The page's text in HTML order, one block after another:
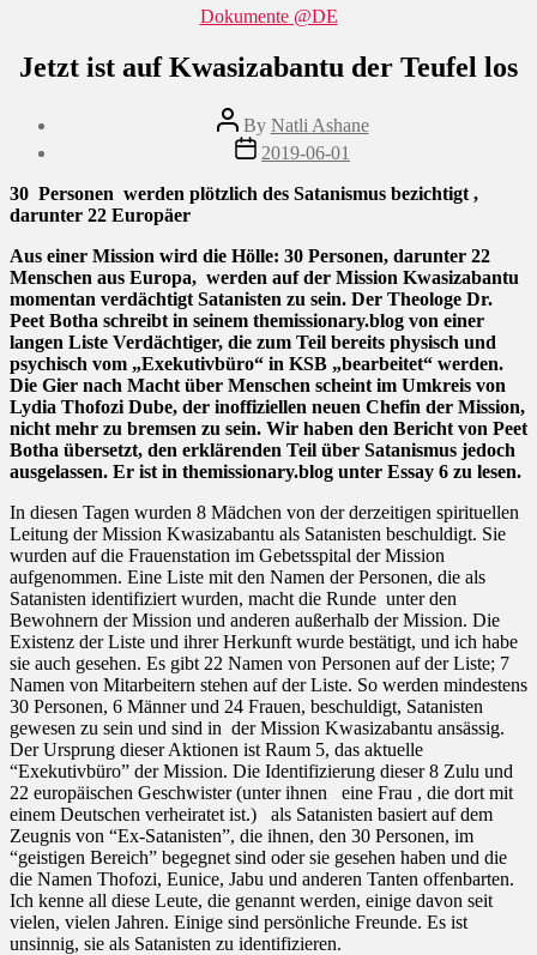
Categories
Dokumente @DE
Jetzt ist auf Kwasizabantu der Teufel los
Post
author
By Natli Ashane
Post
date
2019-06-01
30 Personen werden plötzlich des Satanismus bezichtigt ,
darunter 22 Europäer
Aus einer Mission wird die Hölle: 30 Personen, darunter 22
Menschen aus Europa, werden auf der Mission Kwasizabantu
momentan verdächtigt Satanisten zu sein. Der Theologe Dr.
Peet Botha schreibt in seinem themissionary.blog von einer
langen Liste Verdächtiger, die zum Teil bereits physisch und
psychisch vom „Exekutivbüro“ in KSB „bearbeitet“ werden.
Die Gier nach Macht über Menschen scheint im Umkreis von
Lydia Thofozi Dube, der inoffiziellen neuen Chefin der Mission,
nicht mehr zu bremsen zu sein. Wir haben den Bericht von Peet
Botha übersetzt, den erklärenden Teil über Satanismus jedoch
ausgelassen. Er ist in themissionary.blog unter Essay 6 zu lesen.
In diesen Tagen wurden 8 Mädchen von der derzeitigen spirituellen
Leitung der Mission Kwasizabantu als Satanisten beschuldigt. Sie
wurden auf die Frauenstation im Gebetsspital der Mission
aufgenommen. Eine Liste mit den Namen der Personen, die als
Satanisten identifiziert wurden, macht die Runde unter den
Bewohnern der Mission und anderen außerhalb der Mission. Die
Existenz der Liste und ihrer Herkunft wurde bestätigt, und ich habe
sie auch gesehen. Es gibt 22 Namen von Personen auf der Liste; 7
Namen von Mitarbeitern stehen auf der Liste. So werden mindestens
30 Personen, 6 Männer und 24 Frauen, beschuldigt, Satanisten
gewesen zu sein und sind in der Mission Kwasizabantu ansässig.
Der Ursprung dieser Aktionen ist Raum 5, das aktuelle
“Exekutivbüro” der Mission. Die Identifizierung dieser 8 Zulu und
22 europäischen Geschwister (unter ihnen
eine Frau , die dort mit
einem Deutschen verheiratet ist.)
als Satanisten basiert auf dem
Zeugnis von “Ex-Satanisten”, die ihnen, den 30 Personen, im
“geistigen Bereich” begegnet sind oder sie gesehen haben und die
die Namen Thofozi, Eunice, Jabu und anderen Tanten offenbarten.
Ich kenne all diese Leute, die genannt werden, einige davon seit
vielen, vielen Jahren. Einige sind persönliche Freunde. Es ist
unsinnig, sie als Satanisten zu identifizieren.